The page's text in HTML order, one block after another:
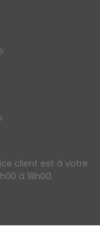
client est à votre
à 18h00.